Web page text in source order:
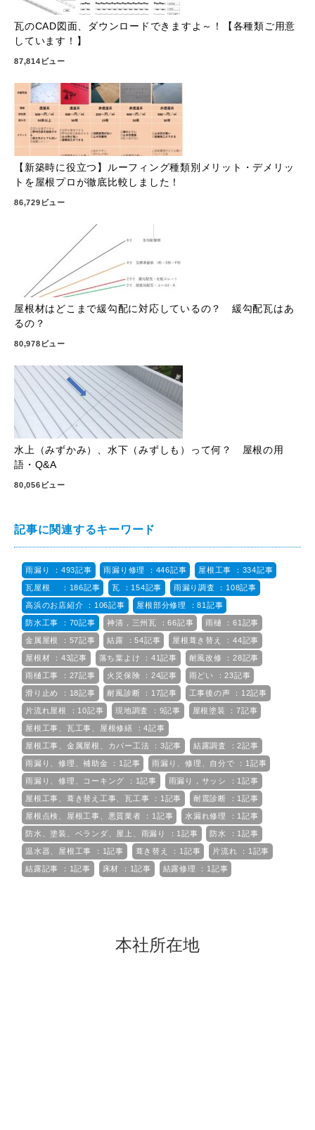
瓦のCAD図面、ダウンロードできますよ～！【各種類ご用意
しています！】
87,814ビュー
【新築時に役立つ】ルーフィング種類別メリット・デメリッ
トを屋根プロが徹底比較しました！
86,729ビュー
屋根材はどこまで緩勾配に対応しているの？ 緩勾配瓦はあ
るの？
80,978ビュー
水上（みずかみ）、水下（みずしも）って何？ 屋根の用
語・Q&A
80,056ビュー
記事に関連するキーワード
雨漏り ：493記事 雨漏り修理 ：446記事 屋根工事 ：334記事
瓦屋根 ：186記事 瓦 ：154記事 雨漏り調査 ：108記事
高浜のお店紹介 ：106記事 屋根部分修理 ：81記事
防水工事 ：70記事 神清，三州瓦 ：66記事 雨樋 ：61記事
金属屋根 ：57記事 結露 ：54記事 屋根葺き替え ：44記事
屋根材 ：43記事 落ち葉よけ ：41記事 耐風改修 ：28記事
雨樋工事 ：27記事 火災保険 ：24記事 雨どい ：23記事
滑り止め ：18記事 耐風診断 ：17記事 工事後の声 ：12記事
片流れ屋根 ：10記事 現地調査 ：9記事 屋根塗装 ：7記事
屋根工事、瓦工事、屋根修繕 ：4記事
屋根工事、金属屋根、カバー工法 ：3記事 結露調査 ：2記事
雨漏り、修理、補助金 ：1記事 雨漏り、修理、自分で ：1記事
雨漏り、修理、コーキング ：1記事 雨漏り，サッシ ：1記事
屋根工事、葺き替え工事、瓦工事 ：1記事 耐震診断 ：1記事
屋根点検、屋根工事、悪質業者 ：1記事 水漏れ修理 ：1記事
防水、塗装、ベランダ、屋上、雨漏り ：1記事 防水 ：1記事
温水器、屋根工事 ：1記事 葺き替え ：1記事 片流れ ：1記事
結露記事 ：1記事 床材 ：1記事 結露修理 ：1記事
本社所在地